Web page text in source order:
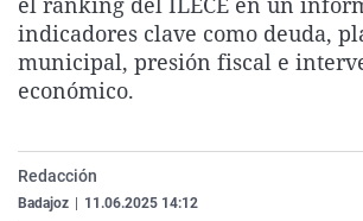
indicadores clave como deuda,
municipal, presión fiscal e
económico.
Redacción
Badajoz 11.06.2025 14:12